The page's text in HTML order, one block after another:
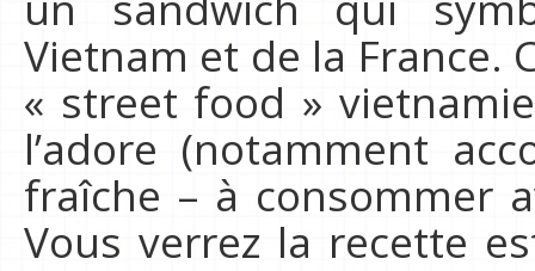
Vietnam et de la France.
« street food »
l’adore (notamment
fraîche – à consommer
Vous verrez la recette